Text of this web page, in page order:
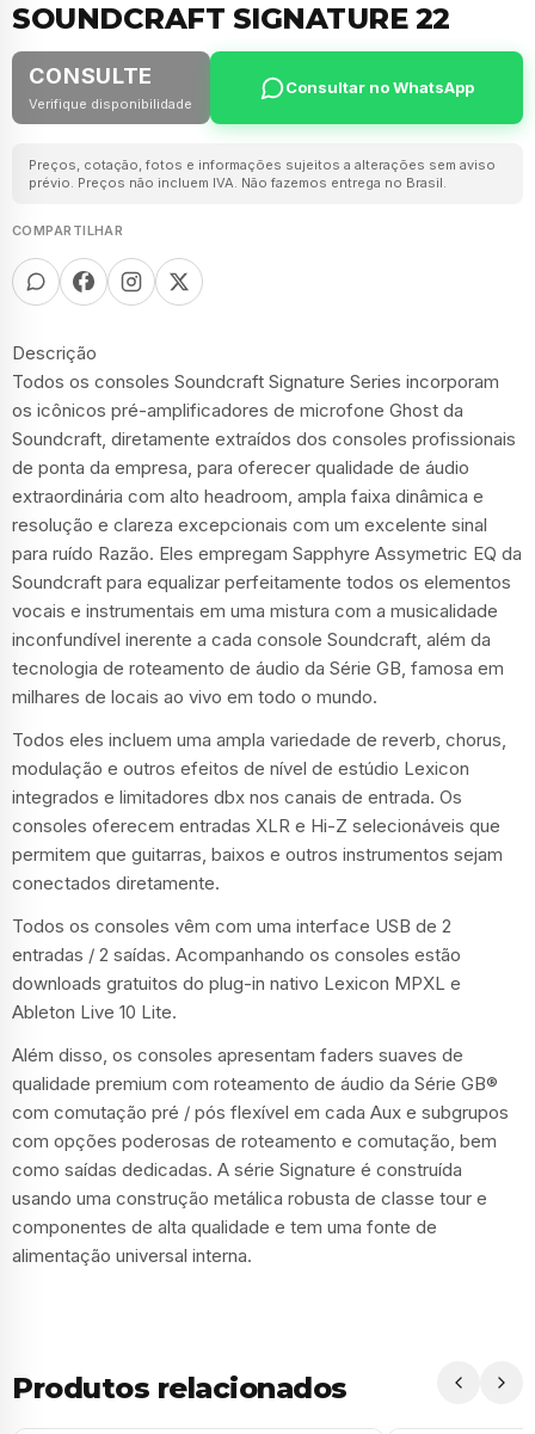
SOUNDCRAFT SIGNATURE 22
CONSULTE
Verifique disponibilidade
Consultar no WhatsApp
Preços, cotação, fotos e informações sujeitos a alterações sem aviso
prévio. Preços não incluem IVA. Não fazemos entrega no Brasil.
COMPARTILHAR
Descrição
Todos os consoles Soundcraft Signature Series incorporam
os icônicos pré-amplificadores de microfone Ghost da
Soundcraft, diretamente extraídos dos consoles profissionais
de ponta da empresa, para oferecer qualidade de áudio
extraordinária com alto headroom, ampla faixa dinâmica e
resolução e clareza excepcionais com um excelente sinal
para ruído Razão. Eles empregam Sapphyre Assymetric EQ da
Soundcraft para equalizar perfeitamente todos os elementos
vocais e instrumentais em uma mistura com a musicalidade
inconfundível inerente a cada console Soundcraft, além da
tecnologia de roteamento de áudio da Série GB, famosa em
milhares de locais ao vivo em todo o mundo.
Todos eles incluem uma ampla variedade de reverb, chorus,
modulação e outros efeitos de nível de estúdio Lexicon
integrados e limitadores dbx nos canais de entrada. Os
consoles oferecem entradas XLR e Hi-Z selecionáveis ​​que
permitem que guitarras, baixos e outros instrumentos sejam
conectados diretamente.
Todos os consoles vêm com uma interface USB de 2
entradas / 2 saídas. Acompanhando os consoles estão
downloads gratuitos do plug-in nativo Lexicon MPXL e
Ableton Live 10 Lite.
Além disso, os consoles apresentam faders suaves de
qualidade premium com roteamento de áudio da Série GB®
com comutação pré / pós flexível em cada Aux e subgrupos
com opções poderosas de roteamento e comutação, bem
como saídas dedicadas. A série Signature é construída
usando uma construção metálica robusta de classe tour e
componentes de alta qualidade e tem uma fonte de
alimentação universal interna.
Produtos relacionados